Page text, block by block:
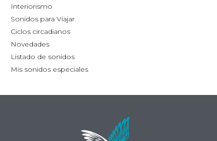
Interiorismo
Sonidos para Viajar
Ciclos circadianos
Novedades
Listado de sonidos
Mis sonidos especiales